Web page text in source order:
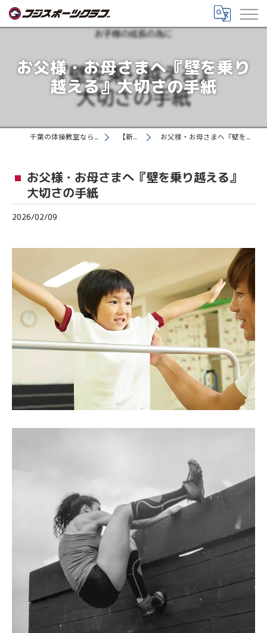
お父様・お母さまへ『壁を乗り
越える』大切さの手紙
千葉の体操教室ならフジスポーツクラブ 【新着情報】 お父様・お母さまへ『壁を乗り越える』大切さの手紙
お父様・お母さまへ『壁を乗り越える』
大切さの手紙
2026/02/09